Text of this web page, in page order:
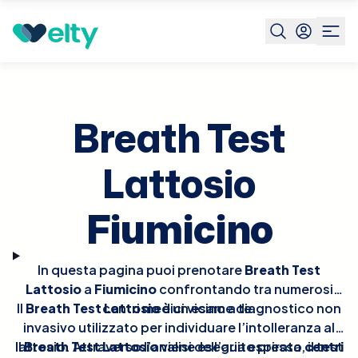
Prenota visita Fiumicino
Breath Test
Lattosio
Fiumicino
In questa pagina puoi prenotareBreath Test
Lattosioa Fiumicinoconfrontando tra numerosi
centri medici vicino a te.
Il Breath Test Lattosioè un esame diagnostico non
invasivo utilizzato per individuare l’intolleranza al
lattosio. Attraverso l’analisi dell’aria espirata, il test
IlBreath Test Lattosioviene eseguito pressocentri